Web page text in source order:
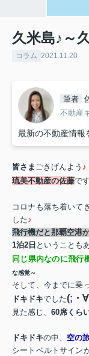
久米島♪～
コラム 2021.11.20
筆者
不動産
最新の不動産情報
皆さま ごきげんよう ♪
琉美不動産の佐藤です
コロナも落ち着いて
した♪
飛行機だと那覇空港
1泊2 日 ということも
同じ県内なのに飛行
な感覚～
そして、今までに乗
ドキドキでした(; ・
見た感じ、 60席くら
ドキドキの中、 空の
シートベルトサイン